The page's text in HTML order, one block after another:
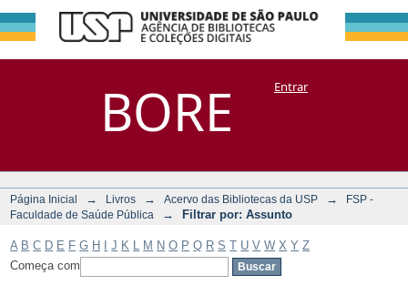
BORE
Filtrar por:
Assunto
DSpace/Manakin + CoriscoEntrar
Página Inicial → Livros → Acervo das Bibliotecas da USP →
FSP -
Faculdade de Saúde Pública
→ Filtrar por: Assunto
A B C D E F G H J K M N O P Q R S T U V W X Y Z
Começa com